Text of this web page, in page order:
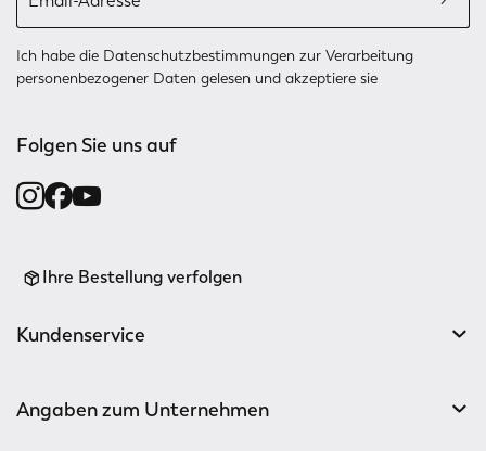
Ich habe die Datenschutzbestimmungen zur Verarbeitung
personenbezogener Daten gelesen und akzeptiere sie
Folgen Sie uns auf
Ihre Bestellung verfolgen
Kundenservice
Angaben zum Unternehmen